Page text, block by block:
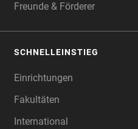
Freunde & Förderer
SCHNELLEINSTIEG
Einrichtungen
Fakultäten
International